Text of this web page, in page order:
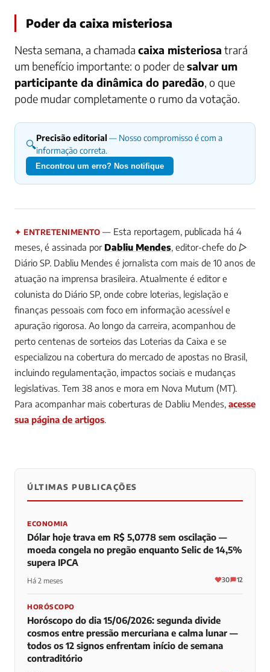
Poder da caixa misteriosa
Nesta semana, a chamada caixa misteriosa trará
um benefício importante: o poder desalvar um
participante da dinâmica do paredão, o que
pode mudar completamente o rumo da votação.
🔍Precisão editorial — Nosso compromisso é com a
informação correta.
Encontrou um erro? Nos notifique
✦ ENTRETENIMENTO — Esta reportagem, publicada há 4
meses, é assinada por Dabliu Mendes, editor-chefe do ▷
Diário SP. Dabliu Mendes é jornalista com mais de 10 anos de
atuação na imprensa brasileira. Atualmente é editor e
colunista do Diário SP, onde cobre loterias, legislação e
finanças pessoais com foco em informação acessível e
apuração rigorosa. Ao longo da carreira, acompanhou de
perto centenas de sorteios das Loterias da Caixa e se
especializou na cobertura do mercado de apostas no Brasil,
incluindo regulamentação, impactos sociais e mudanças
legislativas. Tem 38 anos e mora em Nova Mutum (MT).
Para acompanhar mais coberturas de Dabliu Mendes, acesse
sua página de artigos.
0 0 0
ÚLTIMAS PUBLICAÇÕES
ECONOMIA
Dólar hoje trava em R$ 5,0778 sem oscilação —
moeda congela no pregão enquanto Selic de 14,5%
supera IPCA
Há 2 meses 30 12
HORÓSCOPO
Horóscopo do dia 15/06/2026: segunda divide
cosmos entre pressão mercuriana e calma lunar —
todos os 12 signos enfrentam início de semana
contraditório